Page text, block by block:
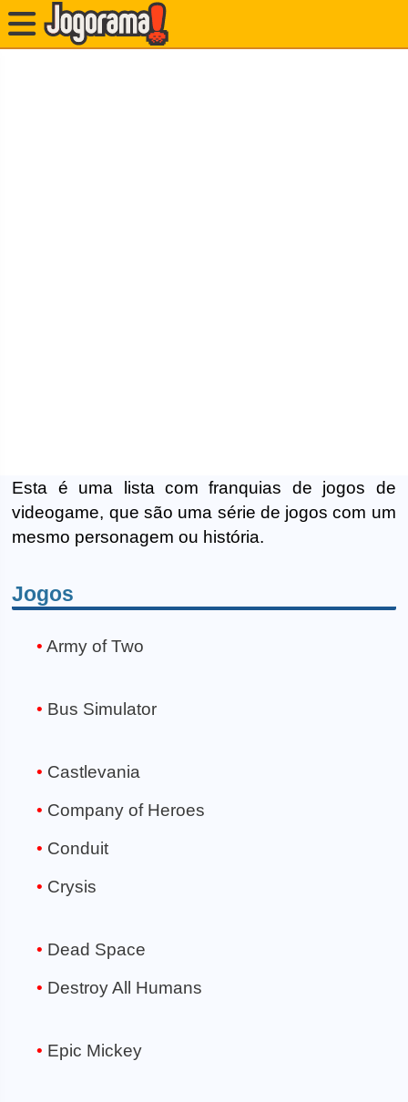
Esta é uma lista com franquias de jogos de
videogame, que são uma série de jogos com um
mesmo personagem ou história.
Jogos
Army of Two
Bus Simulator
Castlevania
Company of Heroes
Conduit
Crysis
Dead Space
Destroy All Humans
Epic Mickey